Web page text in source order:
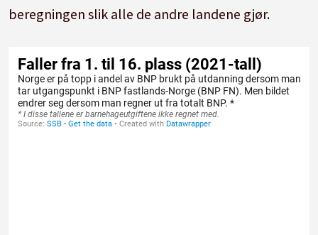
beregningen slik alle de andre landene gjør.